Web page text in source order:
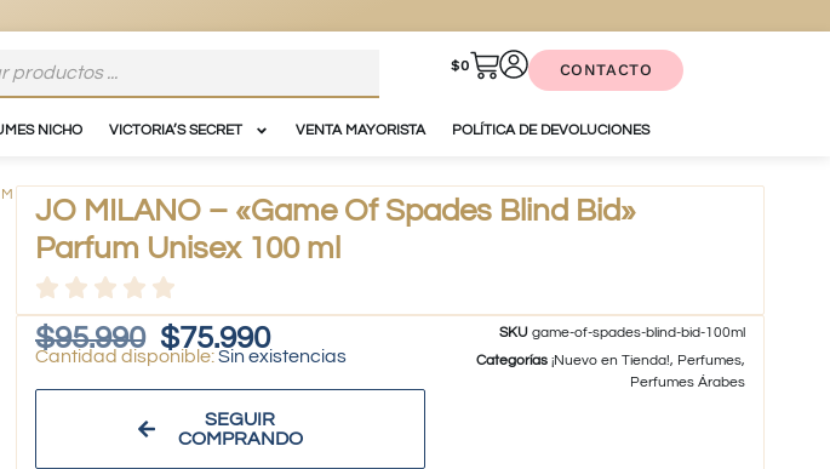
$0 CONTACTO
NICHO VICTORIA’S SECRET VENTA MAYORISTA POLÍTICA DE DEVOLUCIONES
JO MILANO – «Game Of Spades Blind Bid»
Parfum Unisex 100 ml
$95.990 $75.990
Sin existencias
SEGUIR
COMPRANDO
SKUgame-of-spades-blind-bid-100ml
Categorías ¡Nuevo en Tienda!, Perfumes,
Perfumes Árabes